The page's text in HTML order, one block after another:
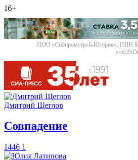
16+
ООО «Сибпромстрой-Югория», ИНН
Дмитрий Щеглов
​Совпадение
1446 1